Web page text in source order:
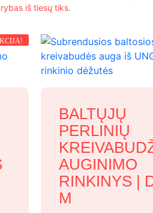
iš tiesų tiks.
BALTŲJŲ
PERLINIŲ
AUGINIMO
RINKINYS |
M